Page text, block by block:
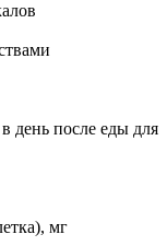
день после еды для
мг